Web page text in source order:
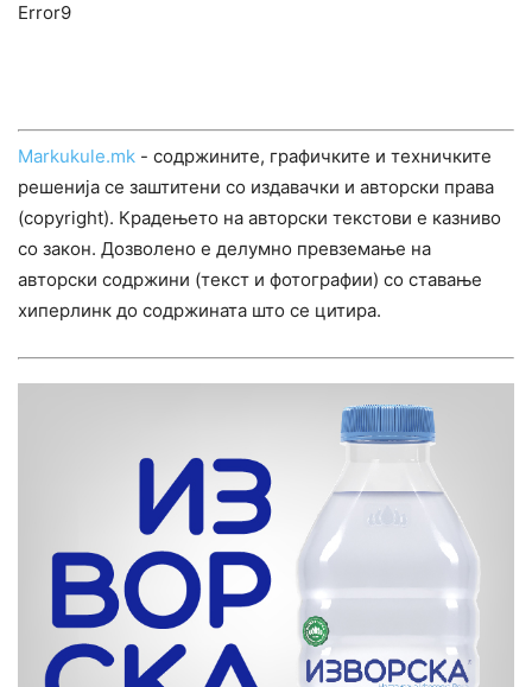
Error9
Markukule.mk - содржините, графичките и техничките
решенија се заштитени со издавачки и авторски права
(copyright). Крадењето на авторски текстови е казниво
со закон. Дозволено е делумно превземање на
авторски содржини (текст и фотографии) со ставање
хиперлинк до содржината што се цитира.